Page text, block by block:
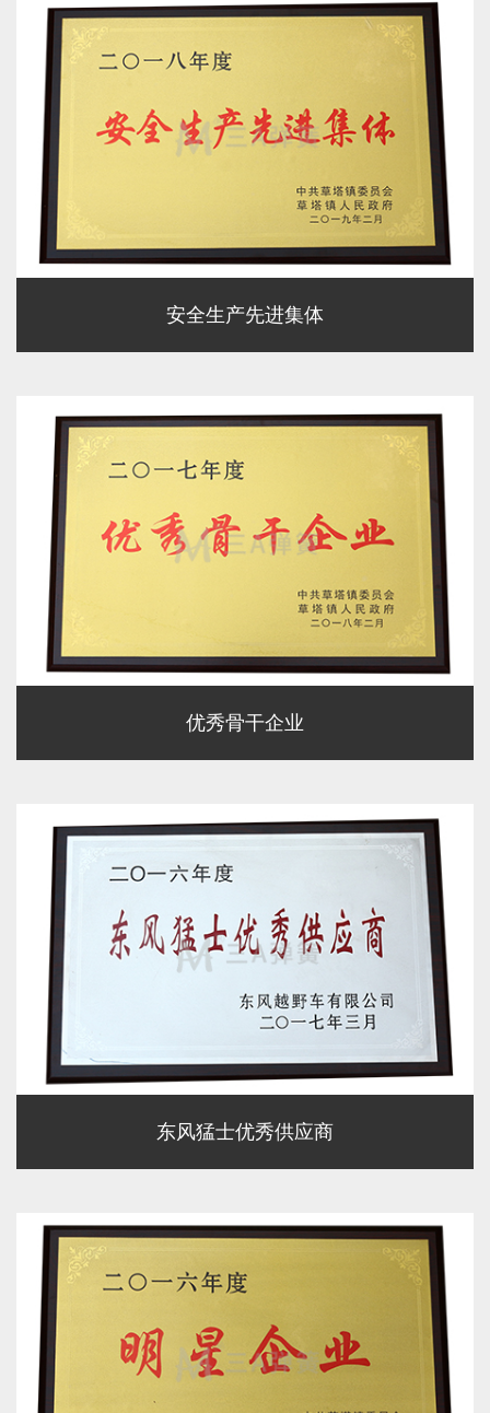
安全生产先进集体
优秀骨干企业
东风猛士优秀供应商